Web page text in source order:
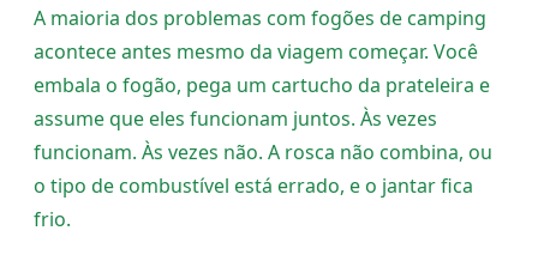
A maioria dos problemas com fogões de camping
acontece antes mesmo da viagem começar. Você
embala o fogão, pega um cartucho da prateleira e
assume que eles funcionam juntos. Às vezes
funcionam. Às vezes não. A rosca não combina, ou
o tipo de combustível está errado, e o jantar fica
frio.